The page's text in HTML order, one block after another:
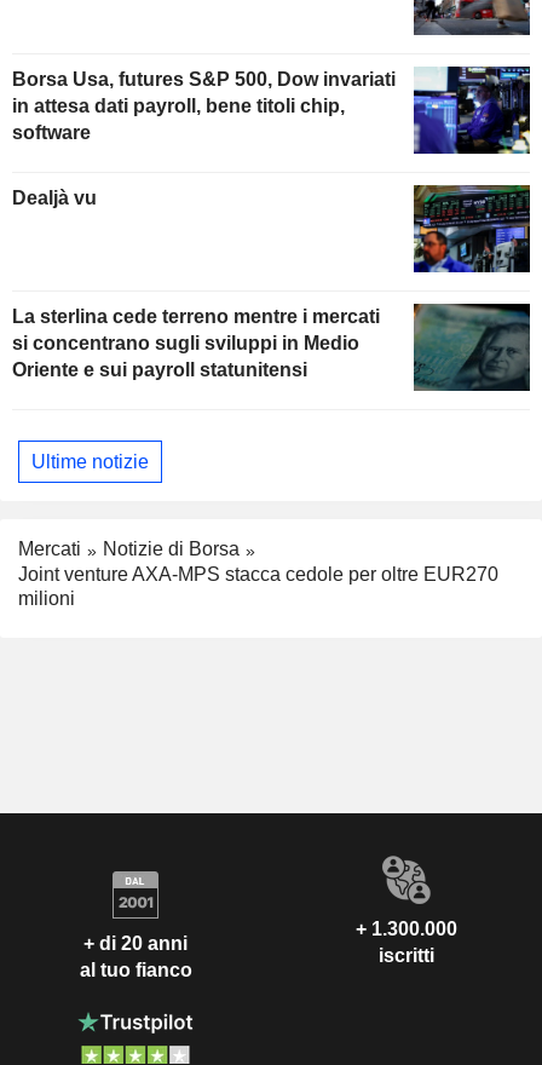
Borsa Usa, futures S&P 500, Dow invariati
in attesa dati payroll, bene titoli chip,
software
Dealjà vu
La sterlina cede terreno mentre i mercati
si concentrano sugli sviluppi in Medio
Oriente e sui payroll statunitensi
Ultime notizie
Mercati
Notizie di Borsa
Joint venture AXA-MPS stacca cedole per oltre EUR270
milioni
+ di 20 anni
al tuo fianco
+ 1.300.000
iscritti